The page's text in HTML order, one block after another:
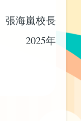
張海嵐校長
2025年